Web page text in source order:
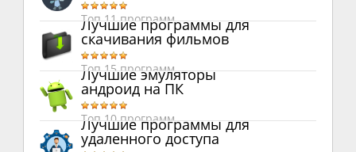
Топ 11 программ
Лучшие программы для
скачивания фильмов
Топ 15 программ
Лучшие эмуляторы
андроид на ПК
Топ 10 программ
Лучшие программы для
удаленного доступа